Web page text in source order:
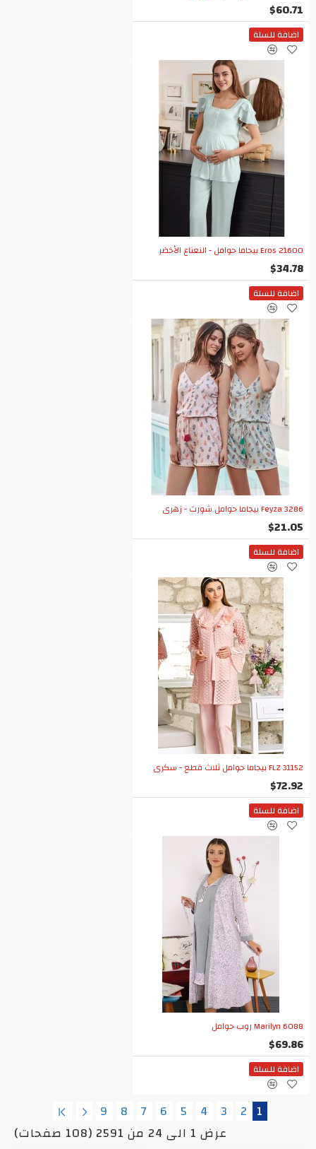
$60.71
اضافة للسلة
Eros 21600 بيجاما حوامل - النعناع الأخضر
$34.78
اضافة للسلة
Feyza 3286 بيجاما حوامل شورت - زهري
$21.05
اضافة للسلة
FLZ 31152 بيجاما حوامل ثلاث قطع - سكري
$72.92
اضافة للسلة
Marilyn 6088 روب حوامل
$69.86
اضافة للسلة
1
2
3
4
5
6
7
8
9
عرض 1 الى 24 من 2591 (108 صفحات)